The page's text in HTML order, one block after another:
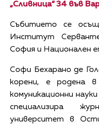
„Сливница“ 34 във
Събитието се
Институт
София и Национален
Софи Бехарано де
корени, е родена
комуникационни
специализира
университет в